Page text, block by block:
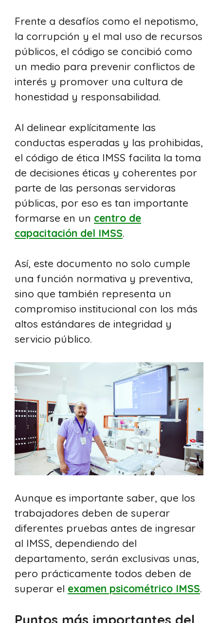
Frente a desafíos como el nepotismo,
la corrupción y el mal uso de recursos
públicos, el código se concibió como
un medio para prevenir conflictos de
interés y promover una cultura de
honestidad y responsabilidad.
Al delinear explícitamente las
conductas esperadas y las prohibidas,
el código de ética IMSS facilita la toma
de decisiones éticas y coherentes por
parte de las personas servidoras
públicas, por eso es tan importante
formarse en un centro de
capacitación del IMSS.
Así, este documento no solo cumple
una función normativa y preventiva,
sino que también representa un
compromiso institucional con los más
altos estándares de integridad y
servicio público.
Aunque es importante saber, que los
trabajadores deben de superar
diferentes pruebas antes de ingresar
al IMSS, dependiendo del
departamento, serán exclusivas unas,
pero prácticamente todos deben de
superar el examen psicométrico IMSS.
Puntos más importantes del